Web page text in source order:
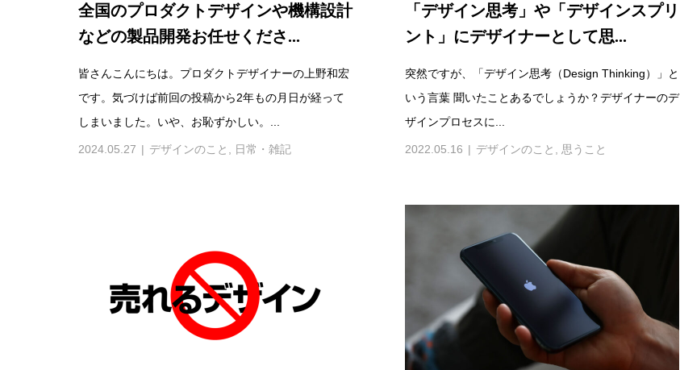
全国のプロダクトデザインや機構設計
などの製品開発お任せくださ...
皆さんこんにちは。プロダクトデザイナーの上野和宏
です。気づけば前回の投稿から2年もの月日が経って
しまいました。いや、お恥ずかしい。...
2024.05.27 デザインのこと 日常・雑記
「デザイン思考」や「デザインスプリ
ント」にデザイナーとして思...
突然ですが、「デザイン思考（Design Thinking）」と
いう言葉 聞いたことあるでしょうか？デザイナーのデ
ザインプロセスに...
2022.05.16 デザインのこと 思うこと